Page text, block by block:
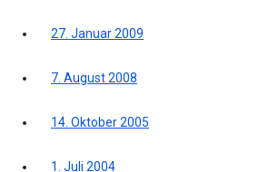
27. Januar 2009
7. August 2008
14. Oktober 2005
1. Juli 2004